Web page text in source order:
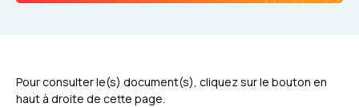
Pour consulter le(s) document(s), cliquez sur le bouton en
haut à droite de cette page.